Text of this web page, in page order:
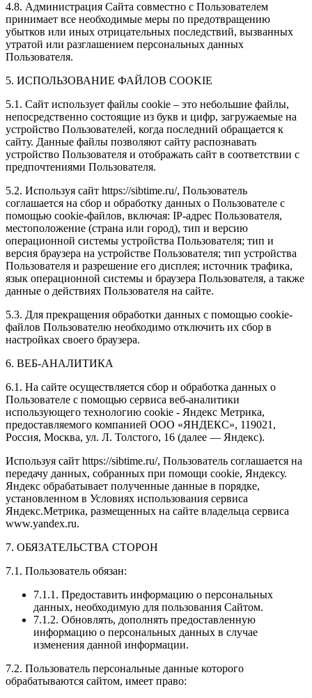
4.8. Администрация Сайта совместно с Пользователем
принимает все необходимые меры по предотвращению
убытков или иных отрицательных последствий, вызванных
утратой или разглашением персональных данных
Пользователя.
5. ИСПОЛЬЗОВАНИЕ ФАЙЛОВ COOKIE
5.1. Сайт использует файлы cookie – это небольшие файлы,
непосредственно состоящие из букв и цифр, загружаемые на
устройство Пользователей, когда последний обращается к
сайту. Данные файлы позволяют сайту распознавать
устройство Пользователя и отображать сайт в соответствии с
предпочтениями Пользователя.
5.2. Используя сайт https://sibtime.ru/, Пользователь
соглашается на сбор и обработку данных о Пользователе с
помощью cookie-файлов, включая: IP-адрес Пользователя,
местоположение (страна или город), тип и версию
операционной системы устройства Пользователя; тип и
версия браузера на устройстве Пользователя; тип устройства
Пользователя и разрешение его дисплея; источник трафика,
язык операционной системы и браузера Пользователя, а также
данные о действиях Пользователя на сайте.
5.3. Для прекращения обработки данных с помощью cookie-
файлов Пользователю необходимо отключить их сбор в
настройках своего браузера.
6. ВЕБ-АНАЛИТИКА
6.1. На сайте осуществляется сбор и обработка данных о
Пользователе с помощью сервиса веб-аналитики
использующего технологию cookie - Яндекс Метрика,
предоставляемого компанией ООО «ЯНДЕКС», 119021,
Россия, Москва, ул. Л. Толстого, 16 (далее — Яндекс).
Используя сайт https://sibtime.ru/, Пользователь соглашается на
передачу данных, собранных при помощи cookie, Яндексу.
Яндекс обрабатывает полученные данные в порядке,
установленном в Условиях использования сервиса
Яндекс.Метрика, размещенных на сайте владельца сервиса
www.yandex.ru.
7. ОБЯЗАТЕЛЬСТВА СТОРОН
7.1. Пользователь обязан:
7.1.1. Предоставить информацию о персональных
данных, необходимую для пользования Сайтом.
7.1.2. Обновлять, дополнять предоставленную
информацию о персональных данных в случае
изменения данной информации.
7.2. Пользователь персональные данные которого
обрабатываются сайтом, имеет право: